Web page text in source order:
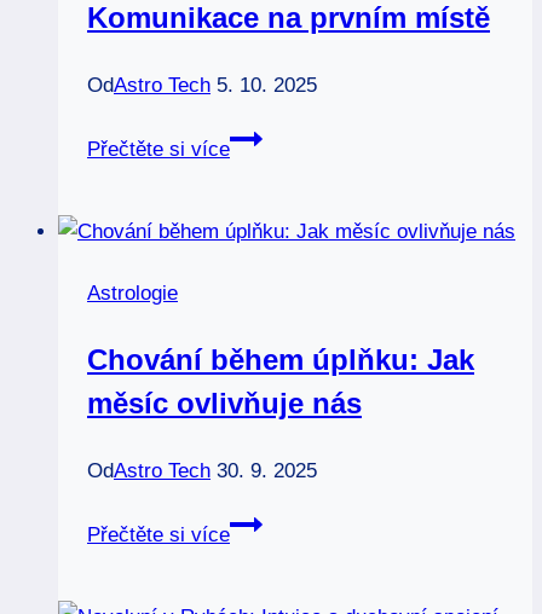
Komunikace na prvním místě
OdAstro Tech 5. 10. 2025
Přečtěte si více
Novoluní
Komunikace
Astrologie
Chování během úplňku: Jak
měsíc ovlivňuje nás
OdAstro Tech 30. 9. 2025
Přečtěte si více
Chování